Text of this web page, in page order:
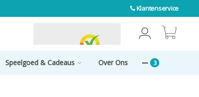
Klantenservice
Speelgoed & Cadeaus Over Ons